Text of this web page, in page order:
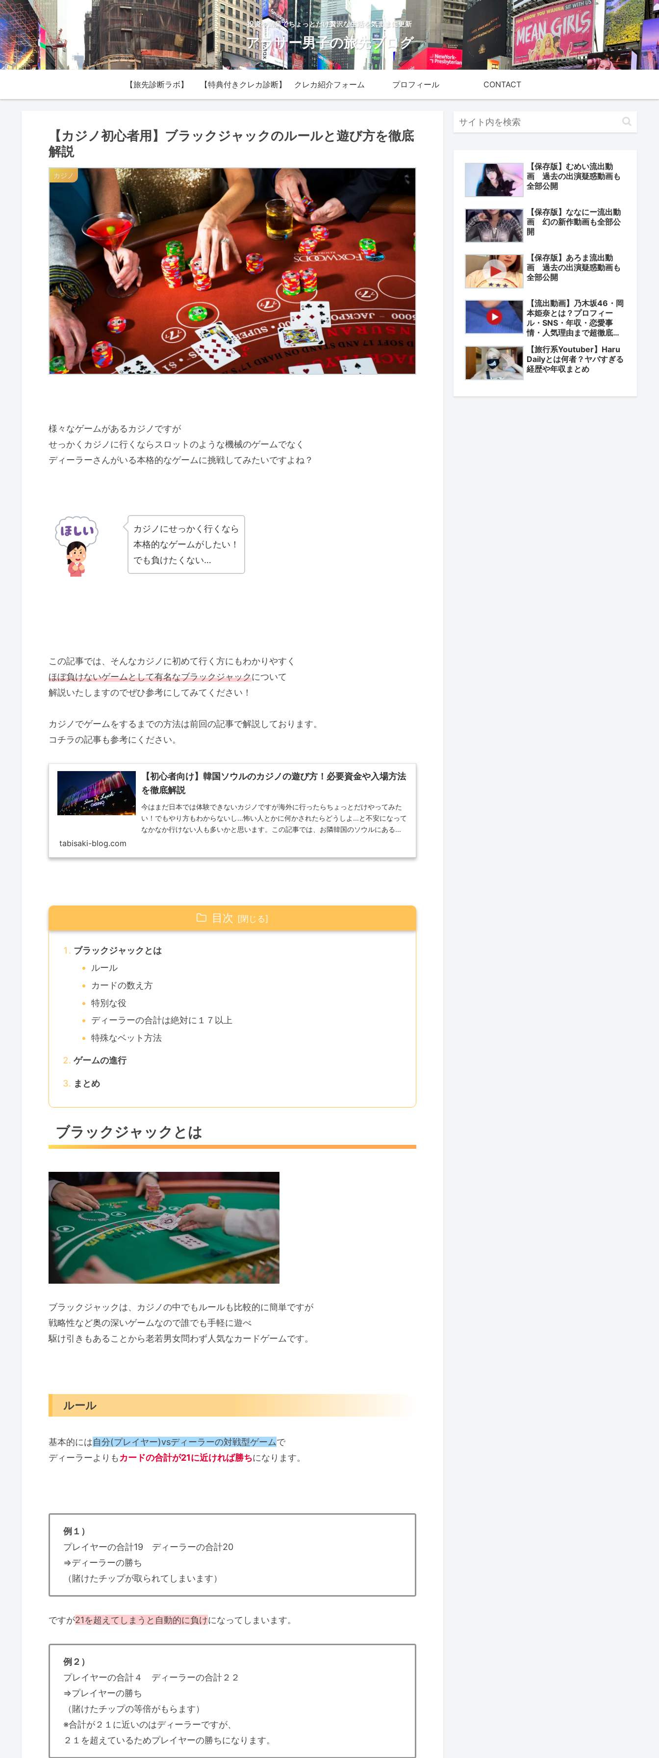
投資や副業でちょっとだけ贅沢な生活を気ままに更新
アラサー男子の旅先ブログ
【旅先診断ラボ】 【特典付きクレカ診断】 クレカ紹介フォーム プロフィール CONTACT
【カジノ初心者用】ブラックジャックのルールと遊び方を徹底
解説
カジノ
様々なゲームがあるカジノですが
せっかくカジノに行くならスロットのような機械のゲームでなく
ディーラーさんがいる本格的なゲームに挑戦してみたいですよね？
カジノにせっかく行くなら
本格的なゲームがしたい！
でも負けたくない…
この記事では、そんなカジノに初めて行く方にもわかりやすく
ほぼ負けないゲームとして有名なブラックジャックについて
解説いたしますのでぜひ参考にしてみてください！
カジノでゲームをするまでの方法は前回の記事で解説しております。
コチラの記事も参考にください。
【初心者向け】韓国ソウルのカジノの遊び方！必要資金や入場方法
を徹底解説
今はまだ日本では体験できないカジノですが海外に行ったらちょっとだけやってみた
い！でもやり方もわからないし…怖い人とかに何かされたらどうしよ…と不安になって
なかなか行けない人も多いかと思います。この記事では、お隣韓国のソウルにあるセ
tabisaki-blog.com
目次
ブラックジャックとは
ルール
カードの数え方
特別な役
ディーラーの合計は絶対に１７以上
特殊なベット方法
ゲームの進行
まとめ
ブラックジャックとは
ブラックジャックは、カジノの中でもルールも比較的に簡単ですが
戦略性など奥の深いゲームなので誰でも手軽に遊べ
駆け引きもあることから老若男女問わず人気なカードゲームです。
ルール
基本的には自分(プレイヤー)vsディーラーの対戦型ゲームで
ディーラーよりも カードの合計が21に近ければ勝ちになります。
例１）
プレイヤーの合計19 ディーラーの合計20
⇒ディーラーの勝ち
（賭けたチップが取られてしまいます）
ですが21を超えてしまうと自動的に負けになってしまいます。
例２）
プレイヤーの合計４ ディーラーの合計２２
⇒プレイヤーの勝ち
（賭けたチップの等倍がもらます）
※合計が２１に近いのはディーラーですが、
２１を超えているためプレイヤーの勝ちになります。
【保存版】むめい流出動
画 過去の出演疑惑動画も
全部公開
【保存版】ななにー流出動
画 幻の新作動画も全部公
開
【保存版】あろま流出動
画 過去の出演疑惑動画も
全部公開
【流出動画】乃木坂46・岡
本姫奈とは？プロフィー
ル・SNS・年収・恋愛事
情・人気理由まで超徹底解
【旅行系Youtuber】Haru
Dailyとは何者？ヤバすぎる
経歴や年収まとめ